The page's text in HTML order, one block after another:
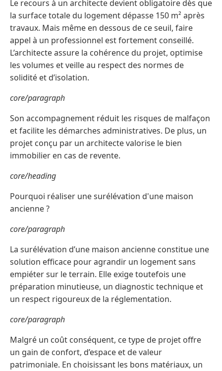
Le recours à un architecte devient obligatoire dès que
la surface totale du logement dépasse 150 m² après
travaux. Mais même en dessous de ce seuil, faire
appel à un professionnel est fortement conseillé.
L’architecte assure la cohérence du projet, optimise
les volumes et veille au respect des normes de
solidité et d’isolation.
core/paragraph
Son accompagnement réduit les risques de malfaçon
et facilite les démarches administratives. De plus, un
projet conçu par un architecte valorise le bien
immobilier en cas de revente.
core/heading
Pourquoi réaliser une surélévation d'une maison
ancienne ?
core/paragraph
La surélévation d’une maison ancienne constitue une
solution efficace pour agrandir un logement sans
empiéter sur le terrain. Elle exige toutefois une
préparation minutieuse, un diagnostic technique et
un respect rigoureux de la réglementation.
core/paragraph
Malgré un coût conséquent, ce type de projet offre
un gain de confort, d’espace et de valeur
patrimoniale. En choisissant les bons matériaux, un